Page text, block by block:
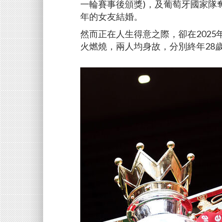
一輪賽事後頒獎)，及葡萄牙國家隊
年的女友結婚。
然而正在人生得意之際，卻在2025
火燃燒，兩人均身故，分別終年28